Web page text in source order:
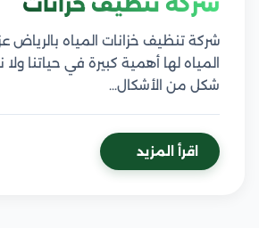
شركة تنظيف خزانات
شركة تنظيف خزانات المياه بالرياض
المياه لها أهمية كبيرة في حياتنا
شكل من الأشكال…
اقرأ المزيد